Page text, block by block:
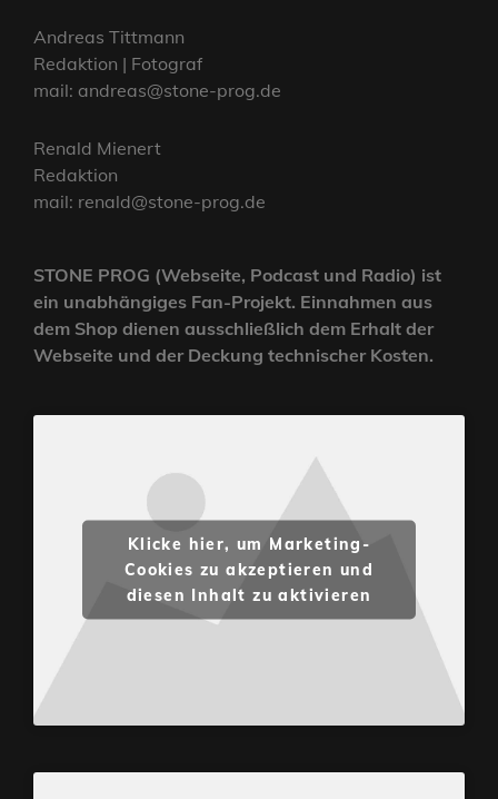
Andreas Tittmann
Redaktion | Fotograf
mail: andreas@stone-prog.de
Renald Mienert
Redaktion
mail: renald@stone-prog.de
STONE PROG (Webseite, Podcast und Radio) ist
ein unabhängiges Fan-Projekt. Einnahmen aus
dem Shop dienen ausschließlich dem Erhalt der
Webseite und der Deckung technischer Kosten.
Klicke hier, um Marketing-
Cookies zu akzeptieren und
diesen Inhalt zu aktivieren